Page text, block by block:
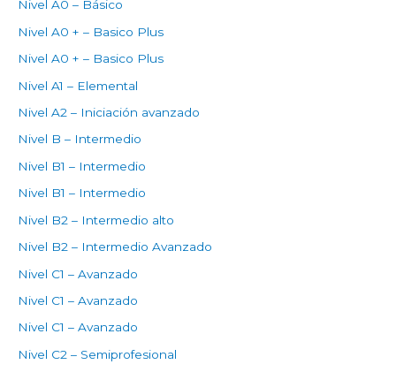
Nivel A0 – Básico
Nivel A0 + – Basico Plus
Nivel A0 + – Basico Plus
Nivel A1 – Elemental
Nivel A2 – Iniciación avanzado
Nivel B – Intermedio
Nivel B1 – Intermedio
Nivel B1 – Intermedio
Nivel B2 – Intermedio alto
Nivel B2 – Intermedio Avanzado
Nivel C1 – Avanzado
Nivel C1 – Avanzado
Nivel C1 – Avanzado
Nivel C2 – Semiprofesional